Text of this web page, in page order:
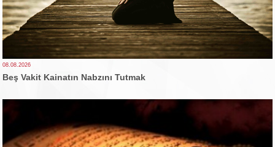
08.08.2026
Beş Vakit Kainatın Nabzını Tutmak